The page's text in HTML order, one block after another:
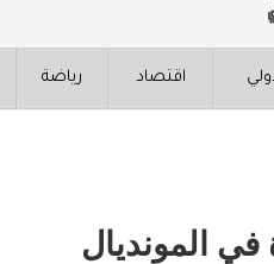
اقتصاد رياضة
في المونديال